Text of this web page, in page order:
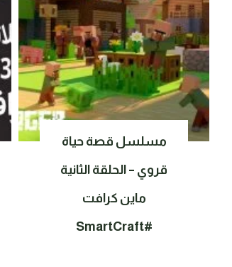
مسلسل قصة حياة
قروي – الحلقة الثانية
ماين كرافت
#SmartCraft